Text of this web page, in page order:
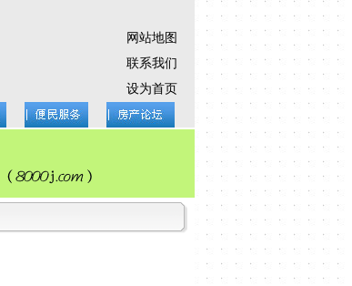
网站地图
联系我们
设为首页